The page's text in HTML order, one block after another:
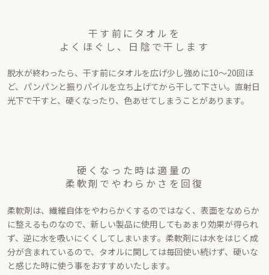
干す前にタオルを
よくほぐし、日陰で干します
脱水が終わったら、干す前にタオルを広げ少し強めに10〜20回ほ
ど、パンパンと振りパイルを立ち上げてから干して下さい。直射日
光下で干すと、硬くなったり、色あせてしまうことがあります。
硬くなった時は適量の
柔軟剤でやわらかさを回復
柔軟剤は、繊維自体をやわらかくするのではなく、表面をなめらか
に整えるものなので、新しい製品に使用してもあまり効果が得られ
ず、逆に水を吸いにくくしてしまいます。柔軟剤には水をはじく成
分が含まれているので、タオルに関しては毎回使い続けず、硬いな
と感じた時に使う事をおすすめいたします。